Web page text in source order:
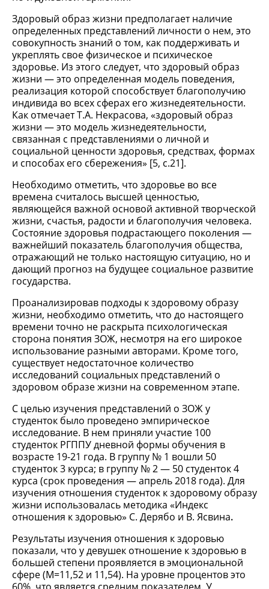
Здоровый образ жизни предполагает наличие
определенных представлений личности о нем, это
совокупность знаний о том, как поддерживать и
укреплять свое физическое и психическое
здоровье. Из этого следует, что здоровый образ
жизни — это определенная модель поведения,
реализация которой способствует благополучию
индивида во всех сферах его жизнедеятельности.
Как отмечает Т.А. Некрасова, «здоровый образ
жизни — это модель жизнедеятельности,
связанная с представлениями о личной и
социальной ценности здоровья, средствах, формах
и способах его сбережения» [5, c.21].
Необходимо отметить, что здоровье во все
времена считалось высшей ценностью,
являющейся важной основой активной творческой
жизни, счастья, радости и благополучия человека.
Состояние здоровья подрастающего поколения —
важнейший показатель благополучия общества,
отражающий не только настоящую ситуацию, но и
дающий прогноз на будущее социальное развитие
государства.
Проанализировав подходы к здоровому образу
жизни, необходимо отметить, что до настоящего
времени точно не раскрыта психологическая
сторона понятия ЗОЖ, несмотря на его широкое
использование разными авторами. Кроме того,
существует недостаточное количество
исследований социальных представлений о
здоровом образе жизни на современном этапе.
С целью изучения представлений о ЗОЖ у
студенток было проведено эмпирическое
исследование. В нем приняли участие 100
студенток РГППУ дневной формы обучения в
возрасте 19-21 года. В группу № 1 вошли 50
студенток 3 курса; в группу № 2 — 50 студенток 4
курса (срок проведения — апрель 2018 года). Для
изучения отношения студенток к здоровому образу
жизни использовалась методика «Индекс
отношения к здоровью» С. Дерябо и В. Ясвина.
Результаты изучения отношения к здоровью
показали, что у девушек отношение к здоровью в
большей степени проявляется в эмоциональной
сфере (М=11,52 и 11,54). На уровне процентов это